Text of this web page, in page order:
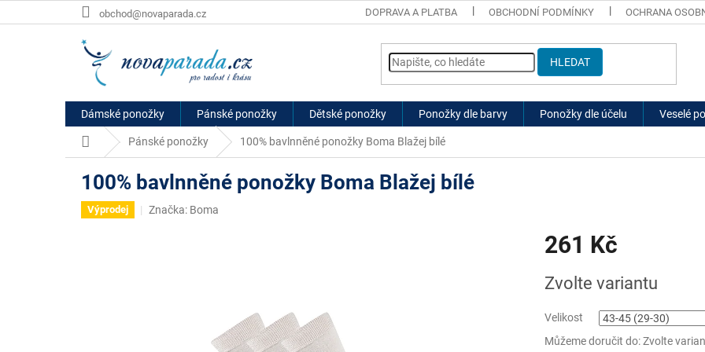
na
obchod@novaparada.cz DOPRAVA A PLATBA OBCHODNÍ PODMÍNKY OCHRANA
HLEDAT
Dámské ponožky Pánské ponožky Dětské ponožky Ponožky dle barvy Ponožky dle účelu Veselé
Domů Pánské ponožky 100% bavlnněné ponožky Boma Blažej bílé
100% bavlnněné ponožky Boma Blažej bílé
Výprodej Značka: Boma
261 Kč
cena:
Zvolte variantu
Velikost
Můžeme doručit do:Zvolte